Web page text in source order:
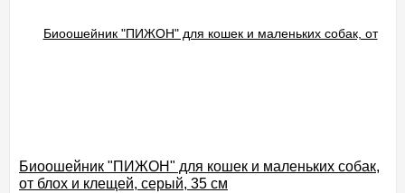
Биоошейник "ПИЖОН" для кошек и маленьких собак,
от блох и клещей, серый, 35 см